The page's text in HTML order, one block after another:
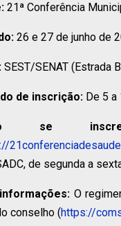
21ª Conferência
26 e 27 de junho de
SEST/SENAT (Estrada
de inscrição: De 5 a
se
de segunda a
O
conselho (https://